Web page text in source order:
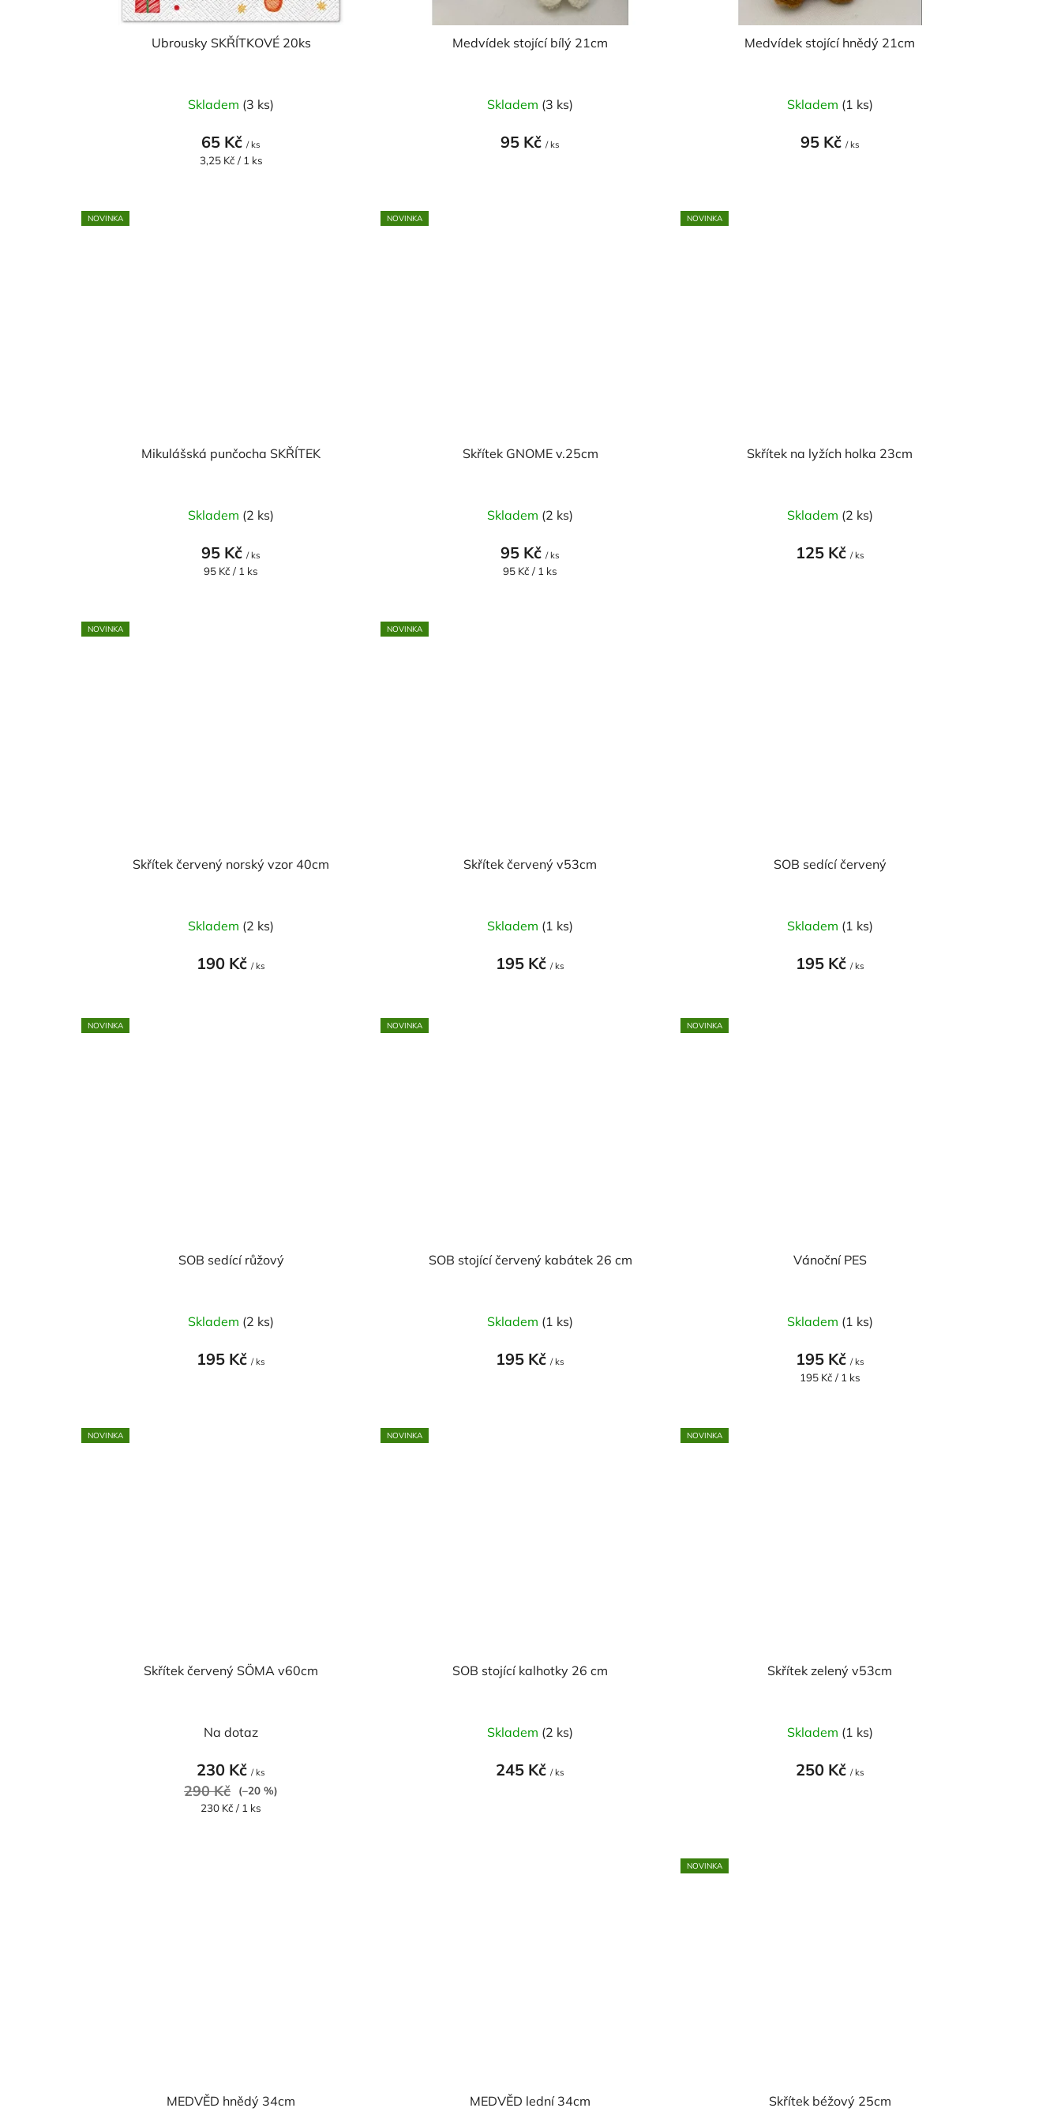
Ubrousky SKŘÍTKOVÉ 20ks
Skladem (3 ks)
65 Kč/ ks
Měrná
3,25 Kč / 1 ks
Medvídek stojící bílý 21cm
Skladem (3 ks)
95 Kč/ ks
Medvídek stojící hnědý 21cm
Skladem (1 ks)
95 Kč / ks
NOVINKA
Mikulášská punčocha SKŘÍTEK
Skladem (2 ks)
95 Kč/ ks
Měrná
95 Kč / 1 ks
NOVINKA
Skřítek GNOME v.25cm
Skladem (2 ks)
95 Kč/ ks
Měrná
95 Kč / 1 ks
NOVINKA
Skřítek na lyžích holka 23cm
Skladem (2 ks)
125 Kč / ks
NOVINKA
Skřítek červený norský vzor 40cm
Skladem (2 ks)
190 Kč/ ks
NOVINKA
Skřítek červený v53cm
hodnocení
produktu
Skladem (1 ks)
195 Kč/ ks
SOB sedící červený
Skladem (1 ks)
195 Kč / ks
NOVINKA
SOB sedící růžový
Skladem (2 ks)
195 Kč/ ks
NOVINKA
SOB stojící červený kabátek 26 cm
Skladem (1 ks)
195 Kč/ ks
NOVINKA
Vánoční PES
Skladem (1 ks)
195 Kč / ks
Měrná
195 Kč / 1 ks
NOVINKA
Skřítek červený SÖMA v60cm
Na dotaz
230 Kč/ ks
290 Kč
(–20 %)
Měrná
230 Kč / 1 ks
NOVINKA
SOB stojící kalhotky 26 cm
Skladem (2 ks)
245 Kč/ ks
NOVINKA
Skřítek zelený v53cm
Skladem (1 ks)
250 Kč / ks
MEDVĚD hnědý 34cm MEDVĚD lední 34cm
NOVINKA
Skřítek béžový 25cm